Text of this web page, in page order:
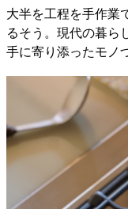
大半を工程を手作業
るそう。現代の暮ら
手に寄り添ったモノ